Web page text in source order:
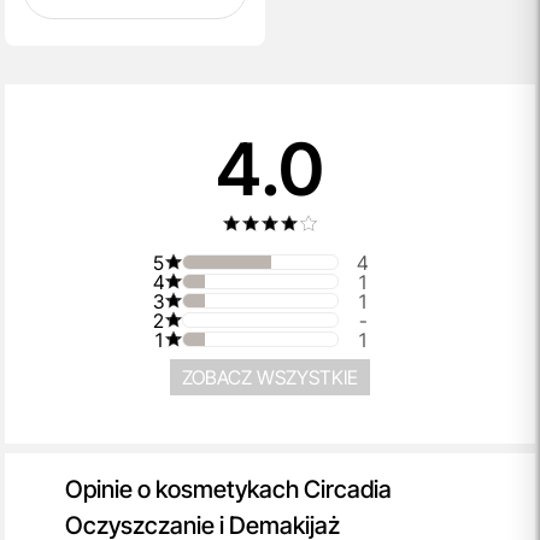
4.0
5
4
4
1
3
1
2
-
1
1
ZOBACZ WSZYSTKIE
Opinie o kosmetykach Circadia
Oczyszczanie i Demakijaż